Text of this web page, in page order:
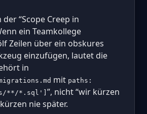
“Scope Creep in
ein Teamkollege
Zeilen über ein obskures
einzufügen, lautet die
in
mit paths:
**/*.sql'] ”, nicht “wir kürzen
nie später.